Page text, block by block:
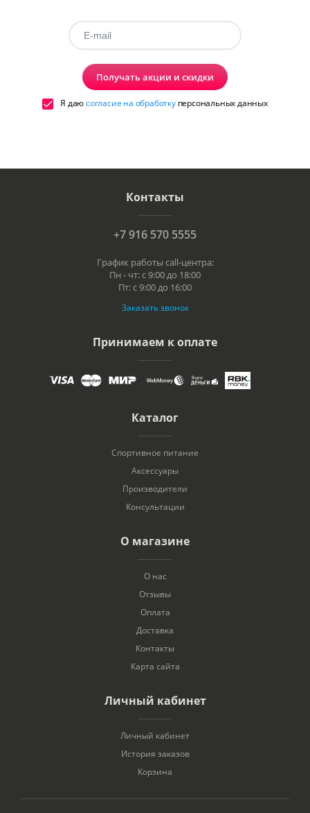
Получать акции и скидки
Я даюсогласие на обработкуперсональных данных
Контакты
+7 916 570 5555
График работы call-центра:
Пн - чт: с 9:00 до 18:00
Пт: с 9:00 до 16:00
Заказать звонок
Принимаем к оплате
Каталог
Спортивное питание
Аксессуары
Производители
Консультации
Личный кабинет
Личный кабинет
История заказов
Корзина
О магазине
О нас
Отзывы
Оплата
Доставка
Контакты
Карта сайта